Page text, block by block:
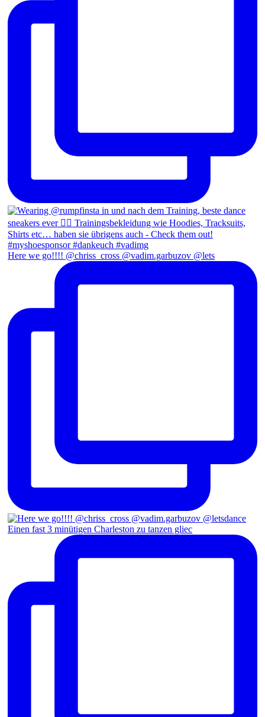
Here we go!!!! @chriss_cross @vadim.garbuzov @lets
Einen fast 3 minütigen Charleston zu tanzen gliec